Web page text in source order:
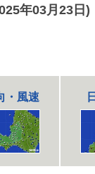
年03月23日)
・風速